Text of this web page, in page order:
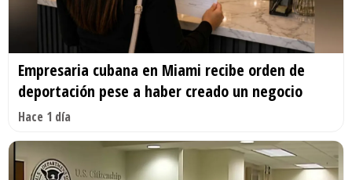
Empresaria cubana en Miami recibe orden de
deportación pese a haber creado un negocio
Hace 1 día